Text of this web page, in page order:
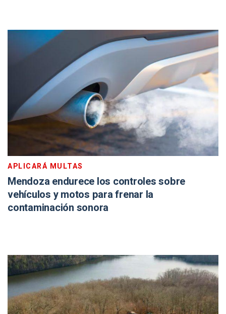
APLICARÁ MULTAS
Mendoza endurece los controles sobre
vehículos y motos para frenar la
contaminación sonora